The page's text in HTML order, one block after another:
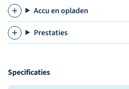
Accu en opladen
Prestaties
Specificaties